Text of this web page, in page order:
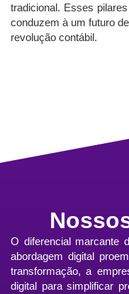
tradicional. Esses
conduzem à um futuro de
revolução contábil.
O diferencial marcante
abordagem digital
transformação, a
digital para simplificar